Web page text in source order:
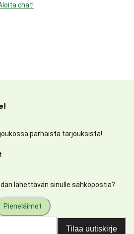
chat!
parhaista tarjouksista!
lähettävän sinulle sähköpostia?
Pieneläimet
Tilaa uutiskirje